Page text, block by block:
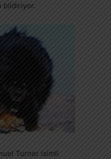
bildiriyor.
Turner isimli